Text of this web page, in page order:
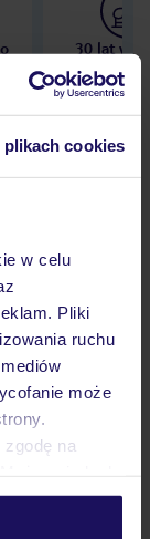
plikach cookies
w celu
Pliki
ruchu
może
na
30 lat w